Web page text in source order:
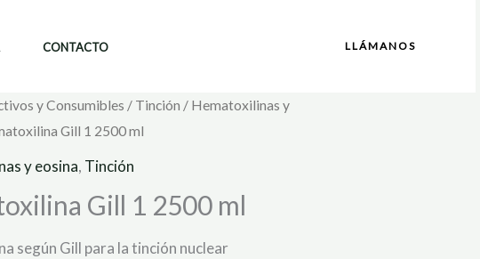
CONTACTO LLÁMANOS
y Consumibles / Tinción / Hematoxilinas y
Gill 1 2500 ml
y eosina, Tinción
Gill 1 2500 ml
según Gill para la tinción nuclear